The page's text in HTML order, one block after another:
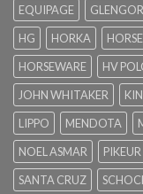
EQUIPAGE
HG
HORKA
HORSEWARE
HV
JOHN WHITAKER
LIPPO
MENDOTA
NOEL ASMAR
PIKEUR
SANTA CRUZ